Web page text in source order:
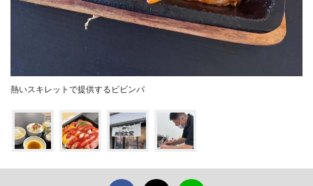
熱いスキレットで提供するビビンパ